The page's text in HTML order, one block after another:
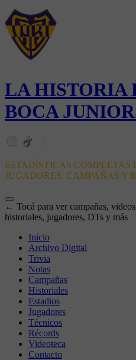
LA HISTORIA
BOCA
ESTADÍSTICAS COMPLETAS
JUGADORES, CAMPAÑAS Y
← Tocá para ver campañas,
historiales, jugadores, DTs y más
Inicio
Archivo Digital
Trivia
Notas
Campañas
Historiales
Estadios
Jugadores
Técnicos
Récords
Videoteca
Contacto